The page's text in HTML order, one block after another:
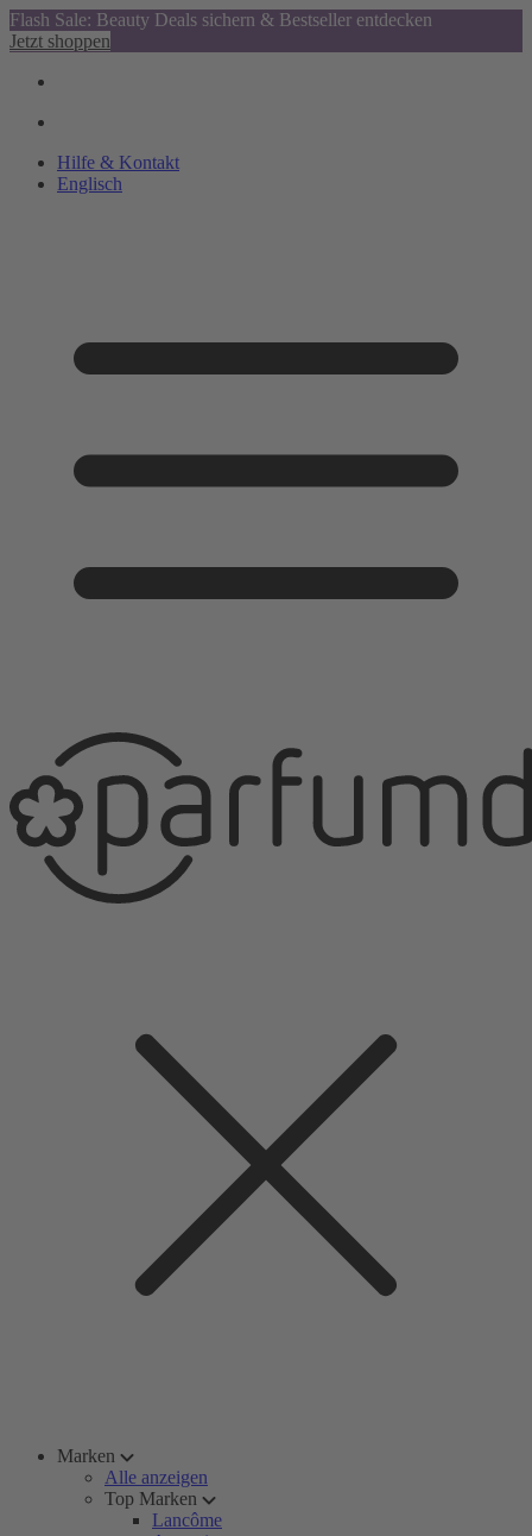
Flash Sale: Beauty Deals sichern & Bestseller entdecken
Jetzt shoppen
Hilfe & Kontakt
Englisch
Marken
Alle anzeigen
Top Marken
Lancôme